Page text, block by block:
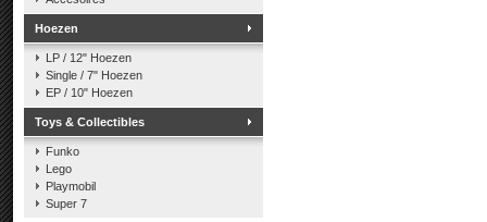
Hoezen
LP / 12" Hoezen
Single / 7" Hoezen
EP / 10" Hoezen
Toys & Collectibles
Funko
Lego
Playmobil
Super 7